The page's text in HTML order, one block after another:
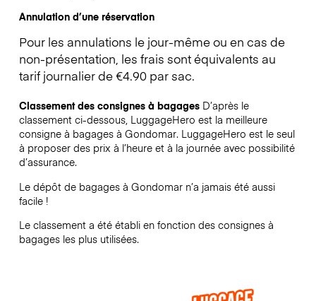
Annulation d’une réservation
Pour les annulations le jour-même ou en cas de
non-présentation, les frais sont équivalents au
tarif journalier de €4.90 par sac.
Classement des consignes à bagages D’après le
classement ci-dessous, LuggageHero est la meilleure
consigne à bagages à Gondomar. LuggageHero est le seul
à proposer des prix à l’heure et à la journée avec possibilité
d’assurance.
Le dépôt de bagages à Gondomarn’a jamais été aussi
facile !
Le classement a été établi en fonction des consignes à
bagages les plus utilisées.